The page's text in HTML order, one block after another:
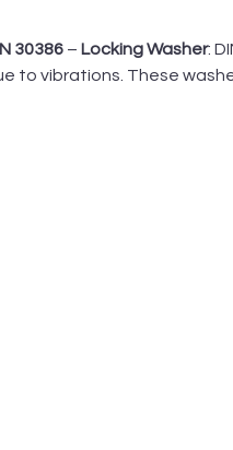
30386 – Locking Washer:
to vibrations. These